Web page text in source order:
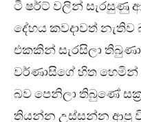
ටී ෂර්ට් වලින් සැරසුණු
දේහය කවදාවත්
එකකින් සැරසිලා
වර්ණාසිගේ හිත
බව පෙනිලා තිබුණේ
තියන්න උස්සන්න ආපු